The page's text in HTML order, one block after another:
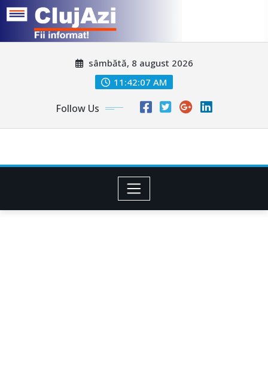
sâmbătă, 8 august 2026
11:42:10 AM
Follow Us